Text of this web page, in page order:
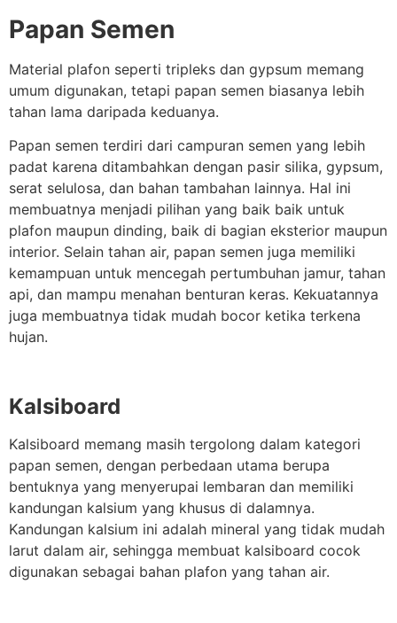
Papan Semen
Material plafon seperti tripleks dan gypsum memang
umum digunakan, tetapi papan semen biasanya lebih
tahan lama daripada keduanya.
Papan semen terdiri dari campuran semen yang lebih
padat karena ditambahkan dengan pasir silika, gypsum,
serat selulosa, dan bahan tambahan lainnya. Hal ini
membuatnya menjadi pilihan yang baik baik untuk
plafon maupun dinding, baik di bagian eksterior maupun
interior. Selain tahan air, papan semen juga memiliki
kemampuan untuk mencegah pertumbuhan jamur, tahan
api, dan mampu menahan benturan keras. Kekuatannya
juga membuatnya tidak mudah bocor ketika terkena
hujan.
Kalsiboard
Kalsiboard memang masih tergolong dalam kategori
papan semen, dengan perbedaan utama berupa
bentuknya yang menyerupai lembaran dan memiliki
kandungan kalsium yang khusus di dalamnya.
Kandungan kalsium ini adalah mineral yang tidak mudah
larut dalam air, sehingga membuat kalsiboard cocok
digunakan sebagai bahan plafon yang tahan air.